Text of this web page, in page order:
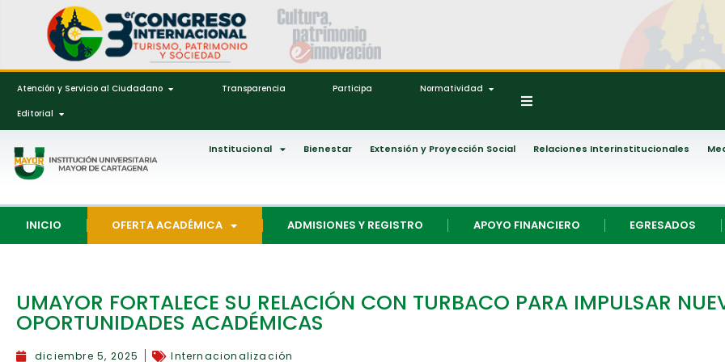
Atención y Servicio al Ciudadano Transparencia Participa Normatividad
Editorial
Institucional Bienestar Extensión y Proyección Social Relaciones Interinstitucionales
INICIO OFERTA ACADÉMICA ADMISIONES Y REGISTRO APOYO FINANCIERO EGRESADOS
UMAYOR FORTALECE SU RELACIÓN CON TURBACO PARA IMPULSAR
OPORTUNIDADES ACADÉMICAS
diciembre 5, 2025 Internacionalización